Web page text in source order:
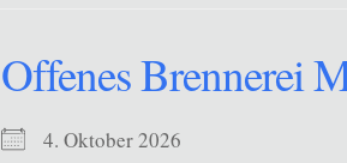
Offenes Brennerei
4. Oktober 2026